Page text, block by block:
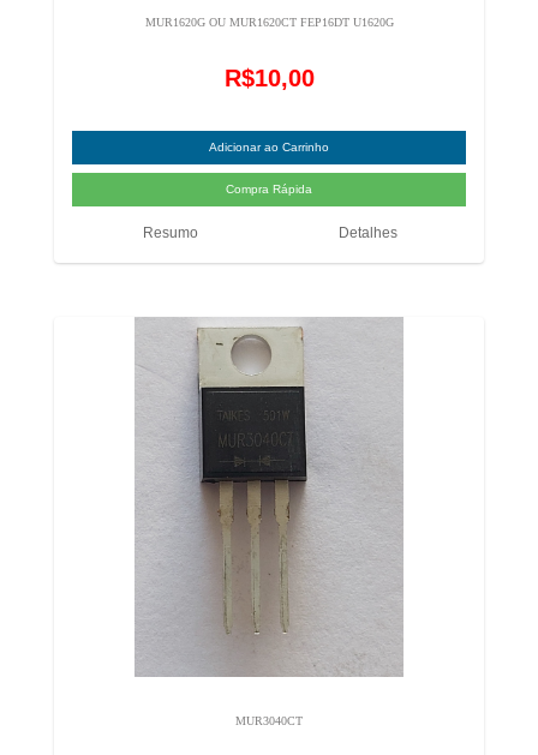
MUR1620G OU MUR1620CT FEP16DT U1620G
R$10,00
Resumo Detalhes
MUR3040CT